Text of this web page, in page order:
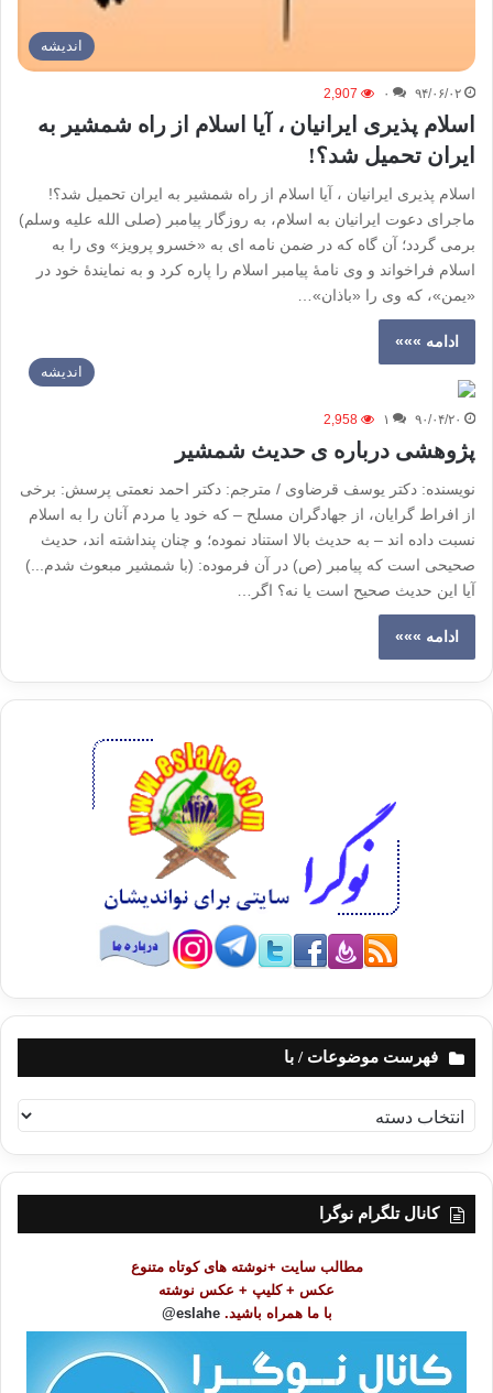
اندیشه
۹۴/۰۶/۰۲ ۰ 2,907
اسلام پذیری ایرانیان ، آیا اسلام از راه شمشیر به
ایران تحمیل شد؟!
اسلام پذیری ایرانیان ، آیا اسلام از راه شمشیر به ایران تحمیل شد؟!
ماجرای دعوت ایرانیان به اسلام، به روزگار پیامبر (صلی الله علیه وسلم)
برمی گردد؛ آن گاه که در ضمن نامه ای به «خسرو پرویز» وی را به
اسلام فراخواند و وی نامۀ پیامبر اسلام را پاره کرد و به نمایندۀ خود در
«یمن»، که وی را «باذان»…
ادامه »»»
اندیشه
۹۰/۰۴/۲۰ ۱ 2,958
پژوهشی درباره ی حدیث شمشیر
نویسنده: دکتر یوسف قرضاوی / مترجم: دکتر احمد نعمتی پرسش: برخی
از افراط گرایان، از جهادگران مسلح – که خود یا مردم آنان را به اسلام
نسبت داده اند – به حدیث بالا استناد نموده؛ و چنان پنداشته اند، حدیث
صحیحی است که پیامبر (ص) در آن فرموده: (با شمشیر مبعوث شدم...)
آیا این حدیث صحیح است یا نه؟ اگر…
ادامه »»»
فهرست موضوعات / با
ه
ر
کانال تلگرام نوگرا
مطالب سایت +نوشته های کوتاه متنوع
عکس + کلیپ + عکس نوشته
با ما همراه باشید. eslahe@